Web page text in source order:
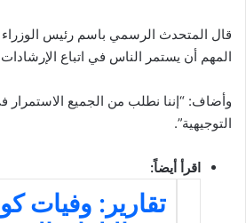
قال المتحدث الرسمي باسم رئيس
المهم أن يستمر الناس في اتباع
وأضاف: “إننا نطلب من الجميع الاستمرار
التوجيهية”.
اقرأ أيضاً:
تقارير: وفيات